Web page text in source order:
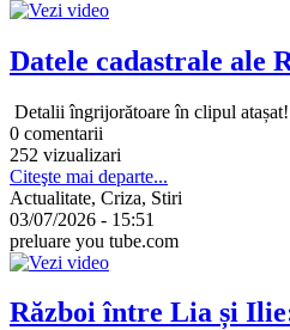
Datele cadastrale ale
Detalii îngrijorătoare în clipul atașat!
0 comentarii
252 vizualizari
Citeşte mai departe...
Actualitate, Criza, Stiri
03/07/2026 - 15:51
preluare you tube.com
Război între Lia și